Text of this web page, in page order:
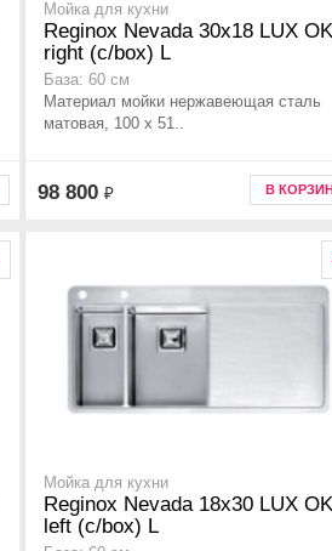
Мойка для кухни
Reginox Nevada 30x18 LUX
right (c/box) L
База: 60 см
Материал мойки нержавеющая сталь
матовая, 100 x 51..
98 800 ₽ В
Мойка для кухни
Reginox Nevada 18x30 LUX
left (c/box) L